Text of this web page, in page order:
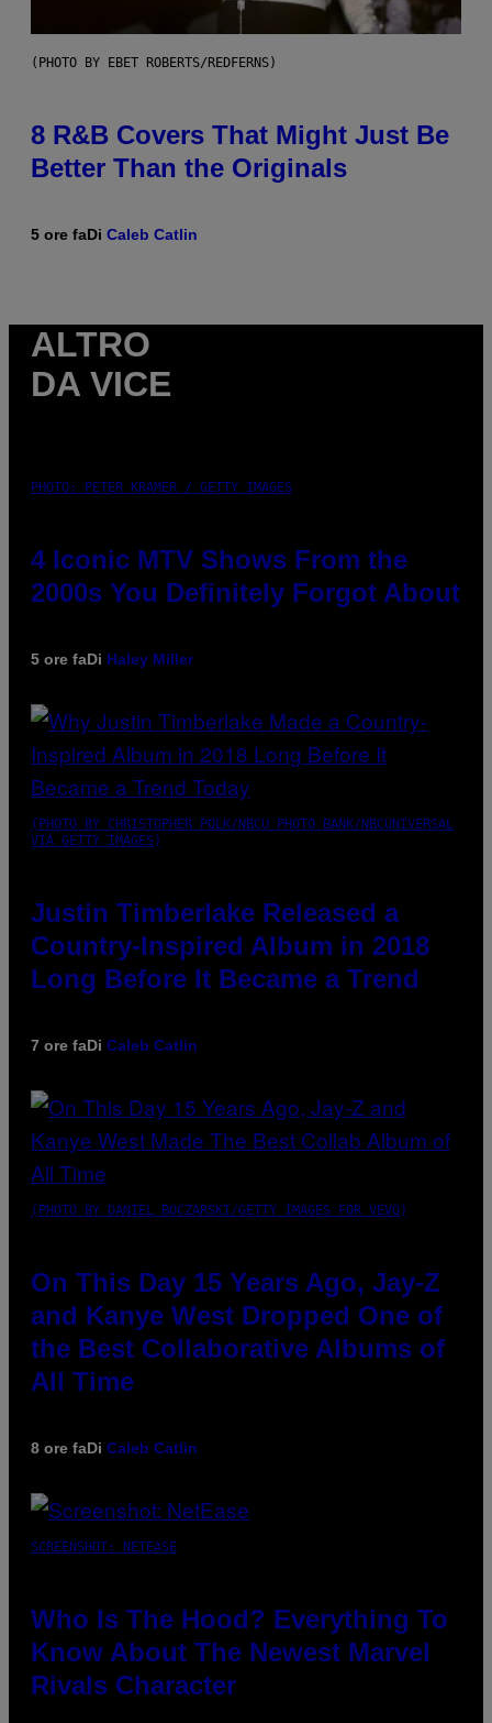
(PHOTO BY EBET ROBERTS/REDFERNS)
8 R&B Covers That Might Just Be
Better Than the Originals
5 ore faDi Caleb Catlin
ALTRO
DA VICE
PHOTO: PETER KRAMER / GETTY IMAGES
4 Iconic MTV Shows From the
2000s You Definitely Forgot About
5 ore faDi Haley Miller
(PHOTO BY CHRISTOPHER POLK/NBCU PHOTO BANK/NBCUNIVERSAL
VIA GETTY IMAGES)
Justin Timberlake Released a
Country-Inspired Album in 2018
Long Before It Became a Trend
7 ore faDi Caleb Catlin
(PHOTO BY DANIEL BOCZARSKI/GETTY IMAGES FOR VEVO)
On This Day 15 Years Ago, Jay-Z
and Kanye West Dropped One of
the Best Collaborative Albums of
All Time
8 ore faDi Caleb Catlin
SCREENSHOT: NETEASE
Who Is The Hood? Everything To
Know About The Newest Marvel
Rivals Character